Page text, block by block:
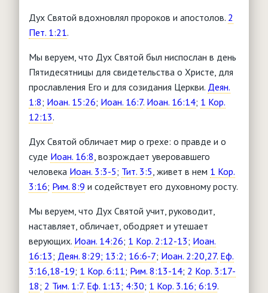
Дух Святой вдохновлял пророков и апостолов. 2
Пет. 1:21.
Мы веруем, что Дух Святой был ниспослан в день
Пятидесятницы для свидетельства о Христе, для
прославления Его и для созидания Церкви. Деян.
1:8; Иоан. 15:26; Иоан. 16:7. Иоан. 16:14; 1 Кор.
12:13.
Дух Святой обличает мир о грехе: о правде и о
суде Иоан. 16:8, возрождает уверовавшего
человека Иоан. 3:3-5; Тит. 3:5, живет в нем 1 Кор.
3:16; Рим. 8:9 и содействует его духовному росту.
Мы веруем, что Дух Святой учит, руководит,
наставляет, обличает, ободряет и утешает
верующих. Иоан. 14:26; 1 Кор. 2:12-13; Иоан.
16:13; Деян. 8:29; 13:2; 16:6-7; Иоан. 2:20,27. Еф.
3:16,18-19; 1 Кор. 6:11; Рим. 8:13-14; 2 Кор. 3:17-
18; 2 Тим. 1:7. Еф. 1:13; 4:30; 1 Кор. 3.16; 6:19.